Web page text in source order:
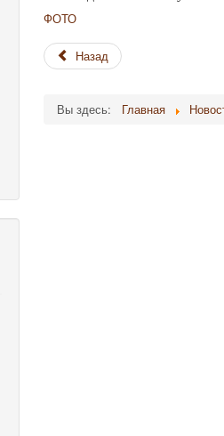
ФОТО
Назад
Вы здесь: Главная